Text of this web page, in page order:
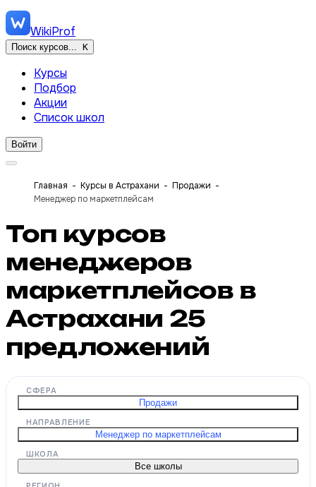
WikiProf
Поиск курсов... K
Курсы
Подбор
Акции
Список школ
Войти
Главная Курсы в Астрахани
Продажи
Менеджер по маркетплейсам
Топ курсов
менеджеров
маркетплейсов в
Астрахани 25
предложений
СФЕРА
Продажи
НАПРАВЛЕНИЕ
Менеджер по маркетплейсам
ШКОЛА
Все школы